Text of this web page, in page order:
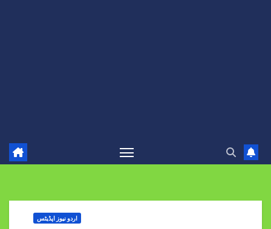
اردو نیوز اپڈیٹس